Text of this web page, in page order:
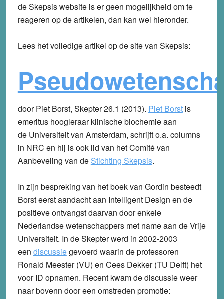
de Skepsis website is er geen mogelijkheid om te
reageren op de artikelen, dan kan wel hieronder.
Lees het volledige artikel op de site van Skepsis:
door Piet Borst, Skepter 26.1 (2013). Piet Borstis
emeritus hoogleraar klinische biochemie aan
de Universiteit van Amsterdam, schrijft o.a. columns
in NRC en hij is ook lid van het Comité van
Aanbeveling van de Stichting Skepsis.
In zijn bespreking van het boek van Gordin besteedt
Borst eerst aandacht aan Intelligent Design en de
positieve ontvangst daarvan door enkele
Nederlandse wetenschappers met name aan de Vrije
Universiteit. In de Skepter werd in 2002-2003
een discussiegevoerd waarin de professoren
Ronald Meester (VU) en Cees Dekker (TU Delft) het
voor ID opnamen. Recent kwam de discussie weer
naar bovenn door een omstreden promotie: